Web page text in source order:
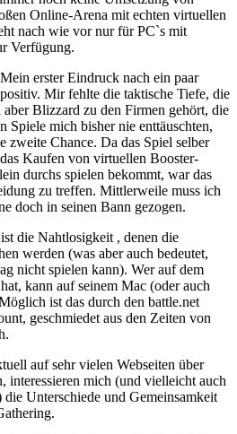
Online-Arena mit echten virtuellen
nach wie vor nur für PC`s mit
Verfügung.
erster Eindruck nach ein paar
Mir fehlte die taktische Tiefe, die
Blizzard zu den Firmen gehört, die
Spiele mich bisher nie enttäuschten,
zweite Chance. Da das Spiel selber
Kaufen von virtuellen Booster-
durchs spielen bekommt, war das
zu treffen. Mittlerweile muss ich
doch in seinen Bann gezogen.
die Nahtlosigkeit , denen die
werden (was aber auch bedeutet,
nicht spielen kann). Wer auf dem
kann auf seinem Mac (oder auch
ist das durch den battle.net
geschmiedet aus den Zeiten von
auf sehr vielen Webseiten über
interessieren mich (und vielleicht auch
Unterschiede und Gemeinsamkeit